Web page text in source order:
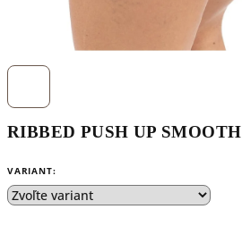
RIBBED PUSH UP SMOOTH
VARIANT: